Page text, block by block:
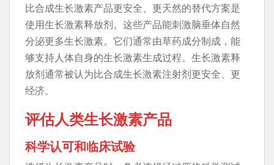
比合成生长激素产品更安全、更天然的替代方案是
使用生长激素释放剂。这些产品能刺激脑垂体自然
分泌更多生长激素。它们通常由草药成分制成，能
够支持人体自身的生长激素生成过程。生长激素释
放剂通常被认为比合成生长激素注射剂更安全、更
经济。
评估人类生长激素产品
科学认可和临床试验